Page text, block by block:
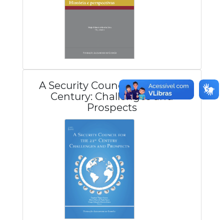
A Security Council for the 21st
Century: Challenges and
Prospects